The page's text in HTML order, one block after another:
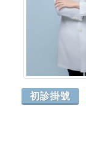
初診掛號